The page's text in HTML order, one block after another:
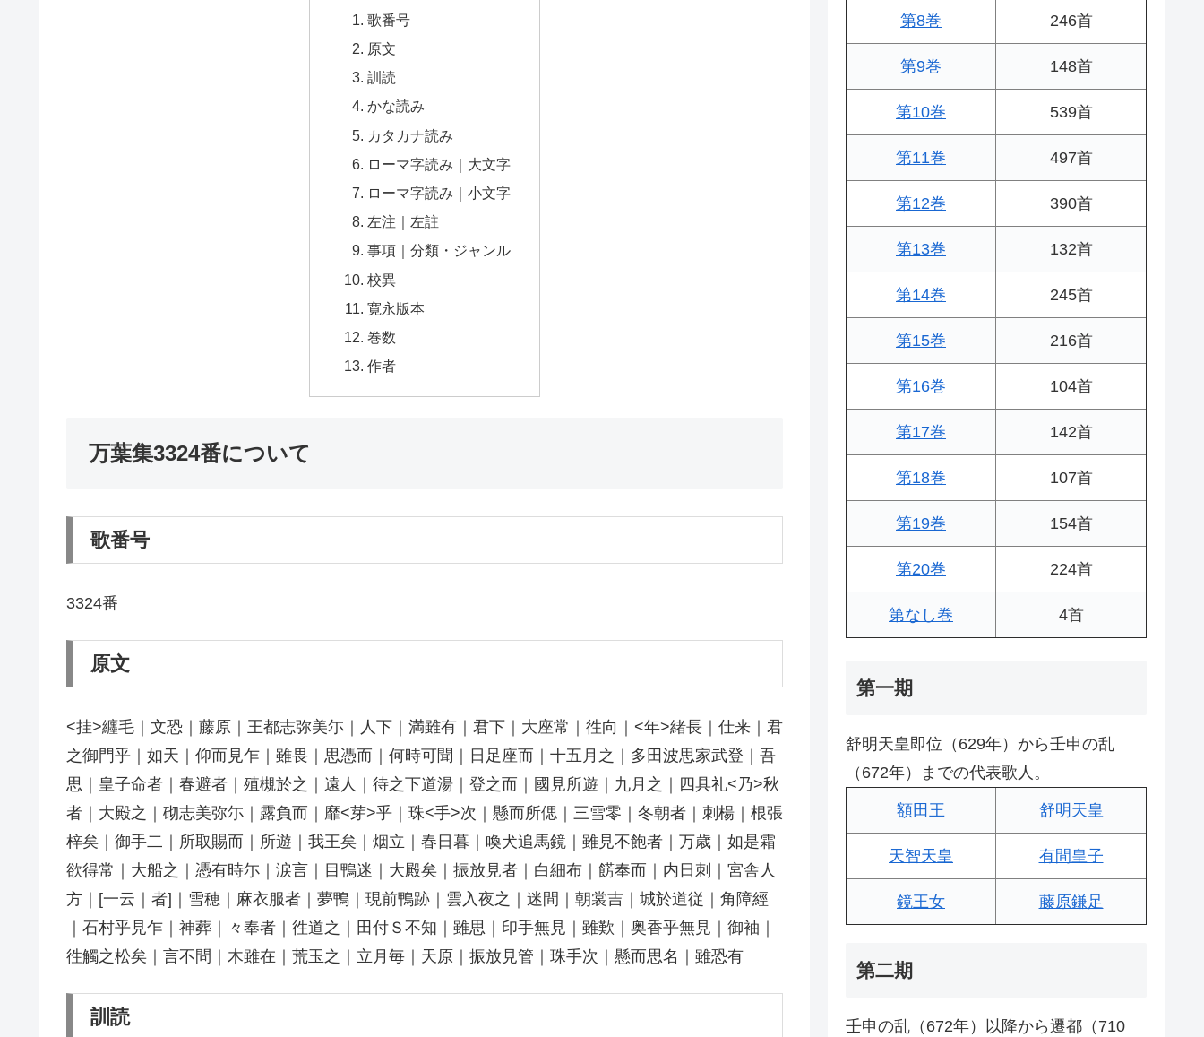
歌番号
原文
訓読
かな読み
カタカナ読み
ローマ字読み｜大文字
ローマ字読み｜小文字
左注｜左註
事項｜分類・ジャンル
校異
寛永版本
巻数
作者
万葉集3324番について
歌番号
3324番
原文
<挂>纒毛｜文恐｜藤原｜王都志弥美尓｜人下｜満雖有｜君下｜大座常｜徃向｜<年>緒長｜仕来｜君
之御門乎｜如天｜仰而見乍｜雖畏｜思憑而｜何時可聞｜日足座而｜十五月之｜多田波思家武登｜吾
思｜皇子命者｜春避者｜殖槻於之｜遠人｜待之下道湯｜登之而｜國見所遊｜九月之｜四具礼<乃>秋
者｜大殿之｜砌志美弥尓｜露負而｜靡<芽>乎｜珠<手>次｜懸而所偲｜三雪零｜冬朝者｜刺楊｜根張
梓矣｜御手二｜所取賜而｜所遊｜我王矣｜烟立｜春日暮｜喚犬追馬鏡｜雖見不飽者｜万歳｜如是霜
欲得常｜大船之｜憑有時尓｜涙言｜目鴨迷｜大殿矣｜振放見者｜白細布｜餝奉而｜内日刺｜宮舎人
方｜[一云｜者]｜雪穂｜麻衣服者｜夢鴨｜現前鴨跡｜雲入夜之｜迷間｜朝裳吉｜城於道従｜角障經
｜石村乎見乍｜神葬｜々奉者｜徃道之｜田付Ｓ不知｜雖思｜印手無見｜雖歎｜奥香乎無見｜御袖｜
徃觸之松矣｜言不問｜木雖在｜荒玉之｜立月毎｜天原｜振放見管｜珠手次｜懸而思名｜雖恐有
訓読
第8巻 246首
第9巻 148首
第10巻 539首
第11巻 497首
第12巻 390首
第13巻 132首
第14巻 245首
第15巻 216首
第16巻 104首
第17巻 142首
第18巻 107首
第19巻 154首
第20巻 224首
第なし巻 4首
第一期
舒明天皇即位（629年）から壬申の乱
（672年）までの代表歌人。
額田王 舒明天皇
天智天皇 有間皇子
鏡王女 藤原鎌足
第二期
壬申の乱（672年）以降から遷都（710